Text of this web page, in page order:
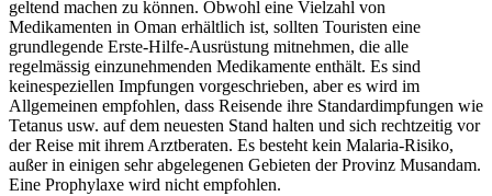
geltend machen zu können. Obwohl eine Vielzahl von
Medikamenten in Oman erhältlich ist, sollten Touristen eine
grundlegende Erste-Hilfe-Ausrüstung mitnehmen, die alle
regelmässig einzunehmenden Medikamente enthält. Es sind
keinespeziellen Impfungen vorgeschrieben, aber es wird im
Allgemeinen empfohlen, dass Reisende ihre Standardimpfungen wie
Tetanus usw. auf dem neuesten Stand halten und sich rechtzeitig vor
der Reise mit ihrem Arztberaten. Es besteht kein Malaria-Risiko,
außer in einigen sehr abgelegenen Gebieten der Provinz Musandam.
Eine Prophylaxe wird nicht empfohlen.